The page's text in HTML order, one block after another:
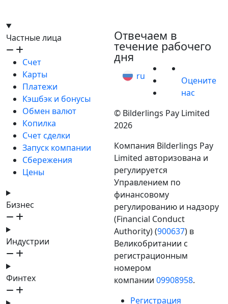
Частные лица
Счет
Карты
Платежи
Кэшбэк и бонусы
Обмен валют
Копилка
Счет сделки
Запуск компании
Сбережения
Цены
Бизнес
Индустрии
Финтех
Отвечаем в
течение рабочего
дня
ru
Оцените
нас
© Bilderlings Pay Limited
2026
Компания Bilderlings Pay
Limited авторизована и
регулируется
Управлением по
финансовому
регулированию и надзору
(Financial Conduct
Authority) (900637) в
Великобритании с
регистрационным
номером
компании 09908958.
Регистрация